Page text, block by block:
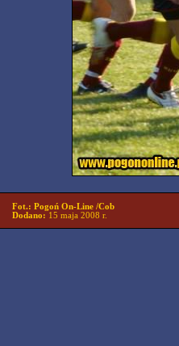
Fot.: Pogoń On-Line /Cob
Dodano: 15 maja 2008 r.